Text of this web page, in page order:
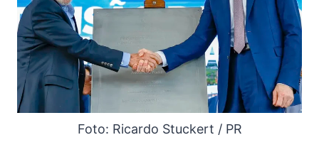
Foto: Ricardo Stuckert / PR